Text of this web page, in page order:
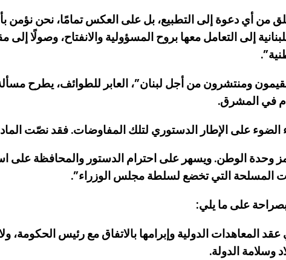
أي دعوة إلى التطبيع، بل على العكس تمامًا، نحن نؤمن
إلى التعامل معها بروح المسؤولية والانفتاح، وصولًا
ومنتشرون من أجل لبنان”، العابر للطوائف، يطرح
في المشرق.
الدستوري لتلك المفاوضات. فقد نصّت المادة 49 من الدستور اللبناني على ما
وحدة الوطن. ويسهر على احترام الدستور والمحافظة على
المسلحة التي تخضع لسلطة مجلس الوزراء”.
المعاهدات الدولية وإبرامها بالاتفاق مع رئيس
وسلامة الدولة.